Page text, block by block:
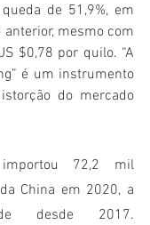
de 51,9%, em
anterior, mesmo com
$0,78 por quilo. “A
é um instrumento
do mercado
China em 2020, a
desde 2017.